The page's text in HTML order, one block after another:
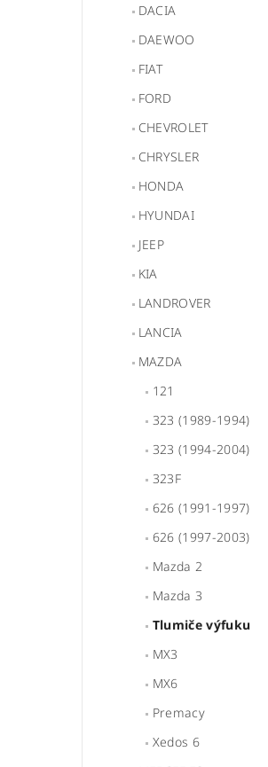
DACIA
DAEWOO
FIAT
FORD
CHEVROLET
CHRYSLER
HONDA
HYUNDAI
JEEP
KIA
LANDROVER
LANCIA
MAZDA
121
323 (1989-1994)
323 (1994-2004)
323F
626 (1991-1997)
626 (1997-2003)
Mazda 2
Mazda 3
Tlumiče výfuku
MX3
MX6
Premacy
Xedos 6